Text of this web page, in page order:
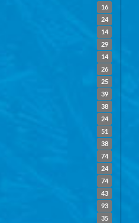
16
24
14
29
14
26
25
39
38
24
51
38
74
24
74
43
93
35